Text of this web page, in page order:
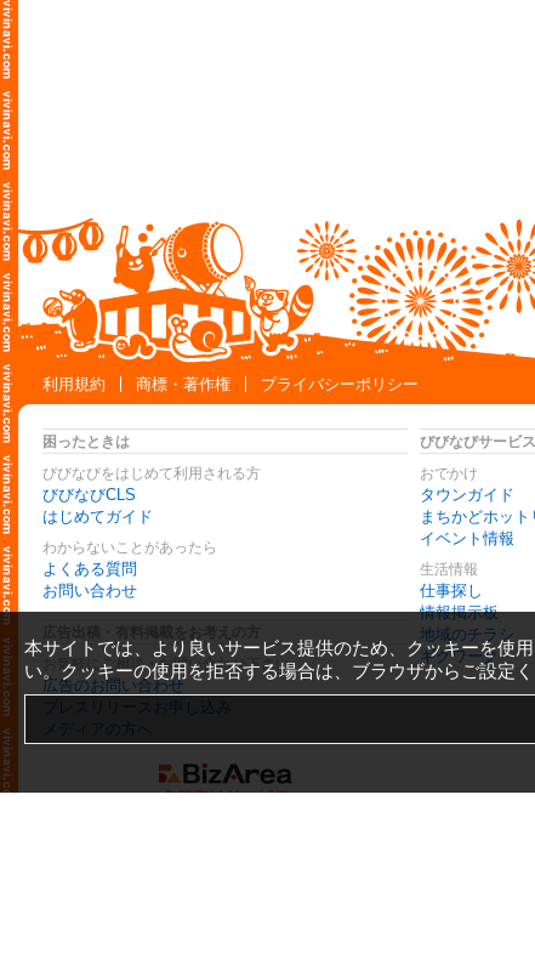
利用規約
商標・著作権 プライバシーポリシー
困ったときは
びびなびをはじめて利用される方
びびなびCLS
はじめてガイド
わからないことがあったら
よくある質問
お問い合わせ
お気軽にご相談・お問い合わせ下さい
広告のお問い合わせ
プレスリリースお申し込み
メディアの方へ
びびなびサービ
おでかけ
タウンガイド
まちかどホット
イベント情報
生活情報
仕事探し
情報掲示板
地域のチラシ
ギグワーク
本サイトでは、より良いサービス提供のため、クッキーを使
い。クッキーの使用を拒否する場合は、ブラウザからご設定く